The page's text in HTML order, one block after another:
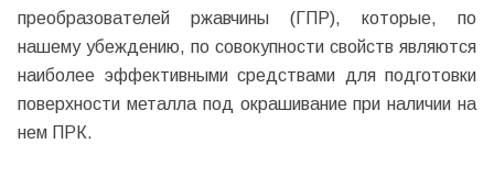
преобразователей ржавчины (ГПР), которые, по
нашему убеждению, по совокупности свойств являются
наиболее эффективными средствами для подготовки
поверхности металла под окрашивание при наличии на
нем ПРК.